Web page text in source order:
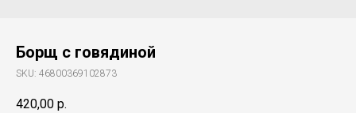
Борщ с говядиной
SKU: 46800369102873
420,00 р.